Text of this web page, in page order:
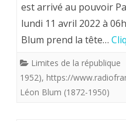
est arrivé au pouvoir
lundi 11 avril 2022 à
Blum prend la tête…
Limites de la république
1952), https://
Léon Blum (1872-1950)